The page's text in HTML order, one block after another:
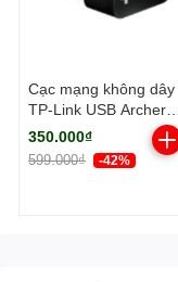
Cạc mạng không dây
TP-Link USB Archer
TX10UB Nano
AX/ AX900Mbps/
Bluetooth)
350.000₫
599.000₫ -42%